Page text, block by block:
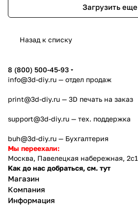
Загрузить еще
Назад к списку
8 (800) 500-45-93
info@3d-diy.ru — отдел продаж
print@3d-diy.ru — 3D печать на заказ
support@3d-diy.ru — тех. поддержка
buh@3d-diy.ru — Бухгалтерия
Мы переехали:
Москва, Павелецкая набережная, 2с1
Как до нас добраться, см. тут
Магазин
Компания
Информация